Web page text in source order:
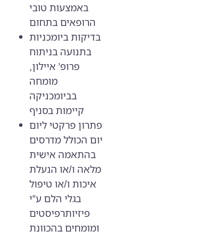
באמצעות טובי
הרופאים בתחום
בדיקות ביומכניות
בתנועה בניתוח
פרופ’ איילון,
מומחה
בביומכניקה
קיימות בסניף
פתרון פרקטי ליום
יום הכולל מדרסים
בהתאמה אישית
מלאה ו/או הנעלת
איכות ו/או טיפול
בגלי הלם ע”י
פיזיותרפיסטים
ומומחים בהכוונת